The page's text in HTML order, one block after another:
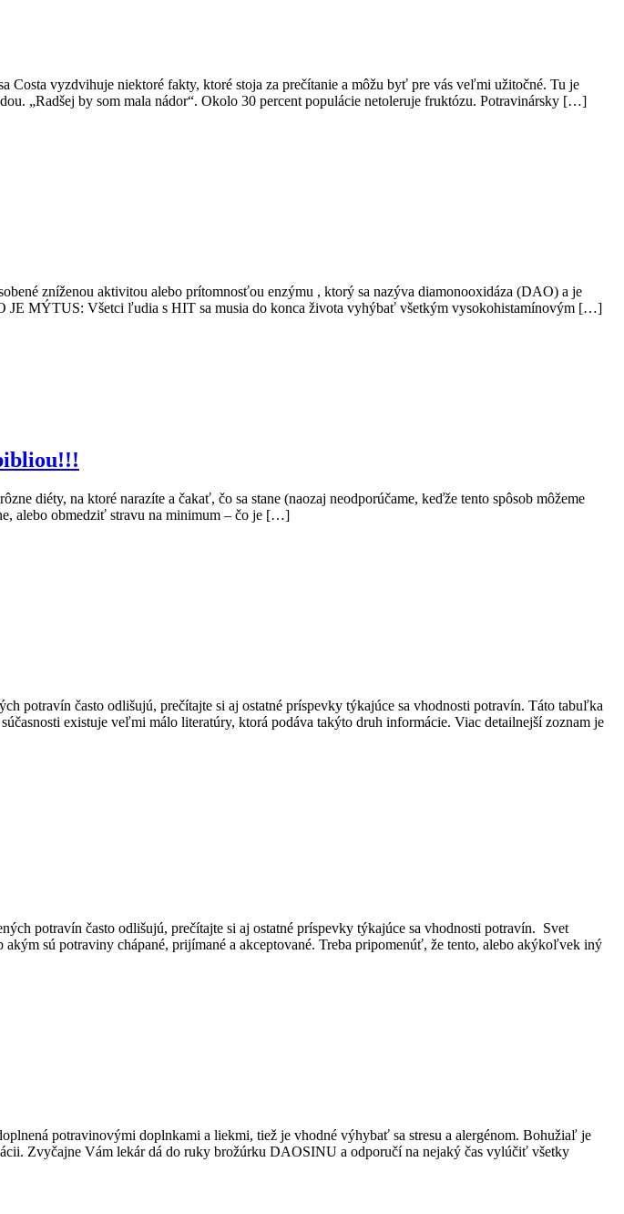
vyzdvihuje niektoré fakty, ktoré stoja za prečítanie a môžu byť pre vás veľmi užitočné. Tu je
„Radšej by som mala nádor“. Okolo 30 percent populácie netoleruje fruktózu. Potravinársky […]
zníženou aktivitou alebo prítomnosťou enzýmu , ktorý sa nazýva diamonooxidáza (DAO) a je
JE MÝTUS: Všetci ľudia s HIT sa musia do konca života vyhýbať všetkým vysokohistamínovým […]
diéty, na ktoré narazíte a čakať, čo sa stane (naozaj neodporúčame, keďže tento spôsob môžeme
alebo obmedziť stravu na minimum – čo je […]
potravín často odlišujú, prečítajte si aj ostatné príspevky týkajúce sa vhodnosti potravín. Táto tabuľka
existuje veľmi málo literatúry, ktorá podáva takýto druh informácie. Viac detailnejší zoznam je
potravín často odlišujú, prečítajte si aj ostatné príspevky týkajúce sa vhodnosti potravín. Svet
sú potraviny chápané, prijímané a akceptované. Treba pripomenúť, že tento, alebo akýkoľvek iný
potravinovými doplnkami a liekmi, tiež je vhodné výhybať sa stresu a alergénom. Bohužiaľ je
Zvyčajne Vám lekár dá do ruky brožúrku DAOSINU a odporučí na nejaký čas vylúčiť všetky